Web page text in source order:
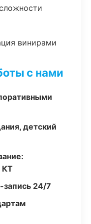
винирами
с нами
детский
КТ
запись 24/7